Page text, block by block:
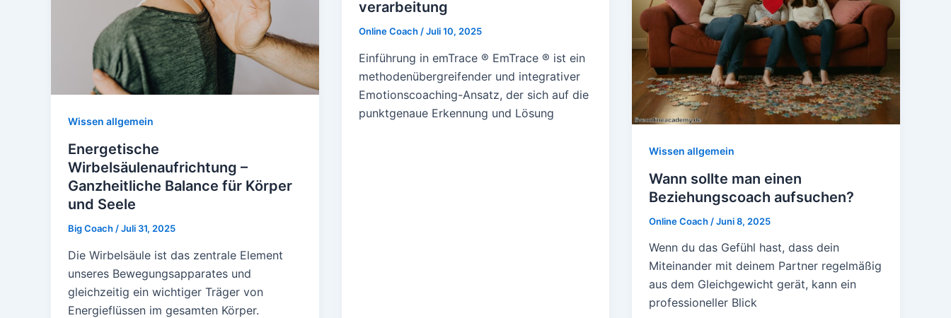
Wissen allgemein
Energetische
Wirbelsäulenaufrichtung –
Ganzheitliche Balance für Körper
und Seele
Big Coach /Juli 31, 2025
Die Wirbelsäule ist das zentrale Element
unseres Bewegungsapparates und
gleichzeitig ein wichtiger Träger von
Energieflüssen im gesamten Körper.
verarbeitung
Online Coach/Juli 10, 2025
Einführung in emTrace ® EmTrace ® ist ein
methodenübergreifender und integrativer
Emotionscoaching-Ansatz, der sich auf die
punktgenaue Erkennung und Lösung
Wissen allgemein
Wann sollte man einen
Beziehungscoach aufsuchen?
Online Coach /Juni 8, 2025
Wenn du das Gefühl hast, dass dein
Miteinander mit deinem Partner regelmäßig
aus dem Gleichgewicht gerät, kann ein
professioneller Blick